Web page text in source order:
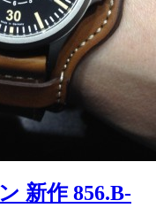
新作 856.B-